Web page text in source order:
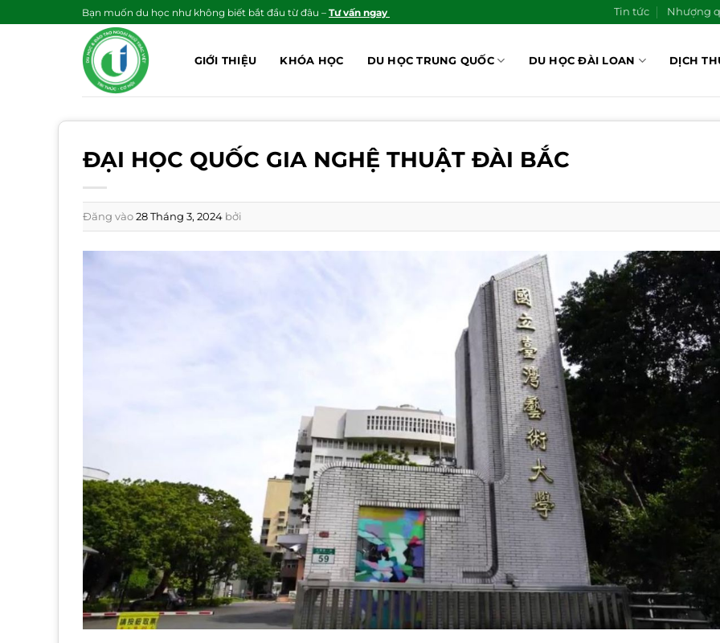
qua
Bạn muốn du học như không biết bắt đầu từ đâu – Tư vấn ngay Tin tức Nhượng
GIỚI THIỆU KHÓA HỌC DU HỌC TRUNG QUỐC DU HỌC ĐÀI LOAN DỊCH
ĐẠI HỌC QUỐC GIA NGHỆ THUẬT ĐÀI BẮC
Đăng vào28 Tháng 3, 2024 bởi